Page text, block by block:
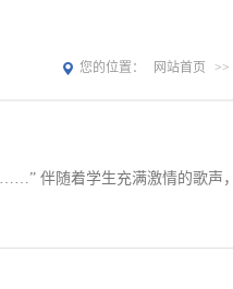
您的位置： 网站首页 >>
伴随着学生充满激情的歌声